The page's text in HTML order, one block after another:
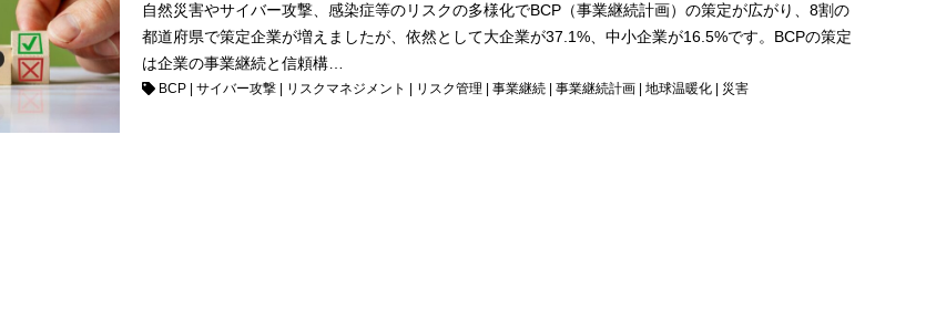
自然災害やサイバー攻撃、感染症等のリスクの多様化でBCP（事業継続計画）の策定が広がり、8割の
都道府県で策定企業が増えましたが、依然として大企業が37.1%、中小企業が16.5%です。BCPの策定
は企業の事業継続と信頼構…
BCP サイバー攻撃 リスクマネジメント リスク管理 事業継続 事業継続計画 地球温暖化 災害